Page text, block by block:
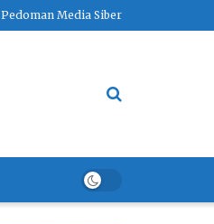
Pedoman Media Siber